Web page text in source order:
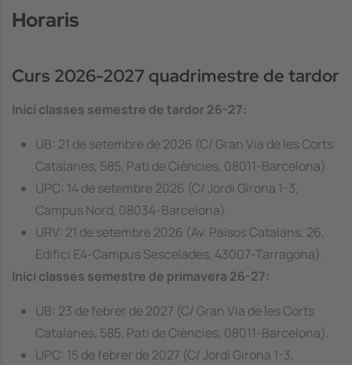
Horaris
Curs 2026-2027 quadrimestre de tardor
Inici classes semestre de tardor 26-27:
UB: 21 de setembre de 2026 (C/ Gran Via de les Corts
Catalanes, 585, Pati de Ciències, 08011-Barcelona).
UPC: 14 de setembre 2026 (C/ Jordi Girona 1-3,
Campus Nord, 08034-Barcelona).
URV: 21 de setembre 2026 (Av. Països Catalans, 26,
Edifici E4-Campus Sescelades, 43007-Tarragona).
Inici classes semestre de primavera 26-27:
UB: 23 de febrer de 2027 (C/ Gran Via de les Corts
Catalanes, 585, Pati de Ciències, 08011-Barcelona).
UPC: 15 de febrer de 2027 (C/ Jordi Girona 1-3,